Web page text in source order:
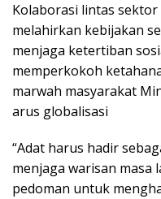
Kolaborasi lintas
melahirkan kebijakan
menjaga ketertiban
memperkokoh
marwah masyarakat
arus globalisasi
“Adat harus hadir
menjaga warisan masa
pedoman untuk